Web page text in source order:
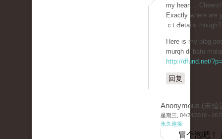
my heart... Cheers!
Exactly where are
ｃt Ԁetails tһough?
Here is my blog
murqh di batu
http://dfund.net/
回复
Anonymous (未验
星期三, 04/24/2019 -
永久连接
冒个泡吧！